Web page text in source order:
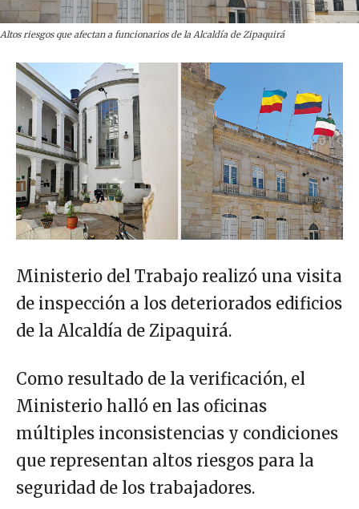
Altos riesgos que afectan a funcionarios de la Alcaldía de Zipaquirá
Ministerio del Trabajo realizó una visita
de inspección a los deteriorados edificios
de la Alcaldía de Zipaquirá.
Como resultado de la verificación, el
Ministerio halló en las oficinas
múltiples inconsistencias y condiciones
que representan altos riesgos para la
seguridad de los trabajadores.